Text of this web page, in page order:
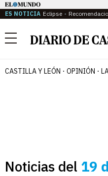
ES NOTICIA Eclipse
Menú
CASTILLA Y LEÓN OPINIÓN
Noticias del 19